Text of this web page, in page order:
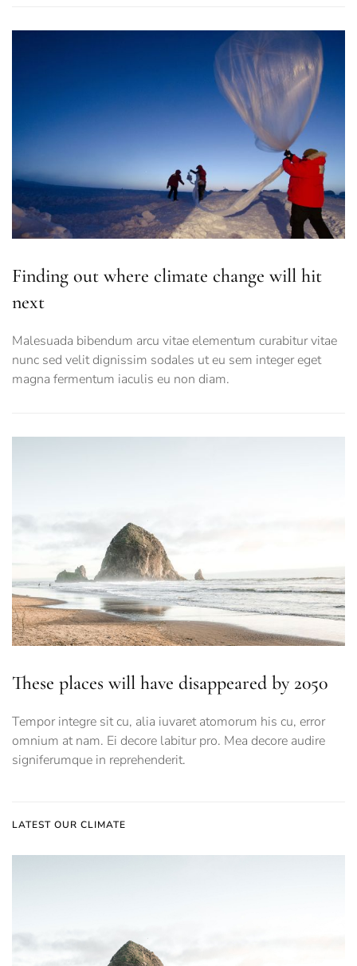
Finding out where climate change will hit
next
Malesuada bibendum arcu vitae elementum curabitur vitae
nunc sed velit dignissim sodales ut eu sem integer eget
magna fermentum iaculis eu non diam.
These places will have disappeared by 2050
Tempor integre sit cu, alia iuvaret atomorum his cu, error
omnium at nam. Ei decore labitur pro. Mea decore audire
signiferumque in reprehenderit.
LATEST OUR CLIMATE